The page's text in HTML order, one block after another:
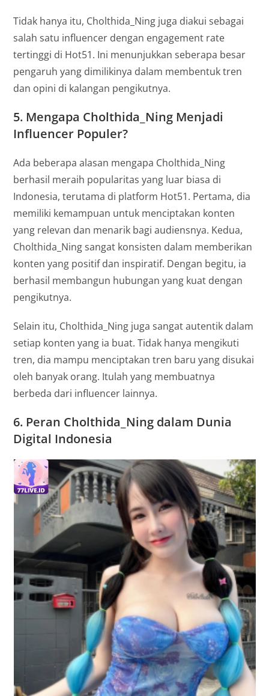
Tidak hanya itu, Cholthida_Ning juga diakui sebagai
salah satu influencer dengan engagement rate
tertinggi di Hot51. Ini menunjukkan seberapa besar
pengaruh yang dimilikinya dalam membentuk tren
dan opini di kalangan pengikutnya.
5. Mengapa Cholthida_Ning Menjadi
Influencer Populer?
Ada beberapa alasan mengapa Cholthida_Ning
berhasil meraih popularitas yang luar biasa di
Indonesia, terutama di platform Hot51. Pertama, dia
memiliki kemampuan untuk menciptakan konten
yang relevan dan menarik bagi audiensnya. Kedua,
Cholthida_Ning sangat konsisten dalam memberikan
konten yang positif dan inspiratif. Dengan begitu, ia
berhasil membangun hubungan yang kuat dengan
pengikutnya.
Selain itu, Cholthida_Ning juga sangat autentik dalam
setiap konten yang ia buat. Tidak hanya mengikuti
tren, dia mampu menciptakan tren baru yang disukai
oleh banyak orang. Itulah yang membuatnya
berbeda dari influencer lainnya.
6. Peran Cholthida_Ning dalam Dunia
Digital Indonesia